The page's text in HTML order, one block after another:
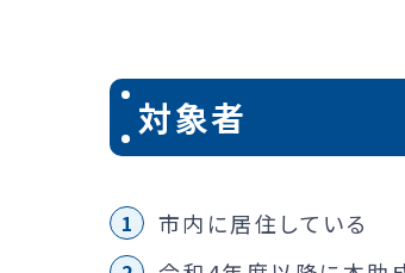
対象者
市内に居住している